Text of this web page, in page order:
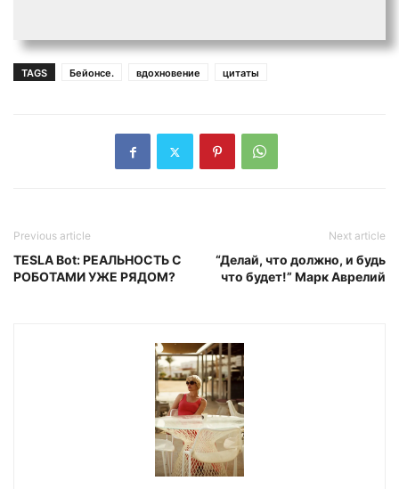
TAGS Бейонсе. вдохновение цитаты
Previous article
TESLA Bot: РЕАЛЬНОСТЬ С
РОБОТАМИ УЖЕ РЯДОМ?
Next article
“Делай, что должно, и будь
что будет!” Марк Аврелий